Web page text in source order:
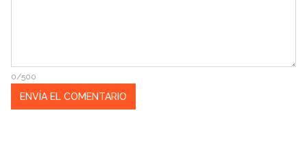
0/500